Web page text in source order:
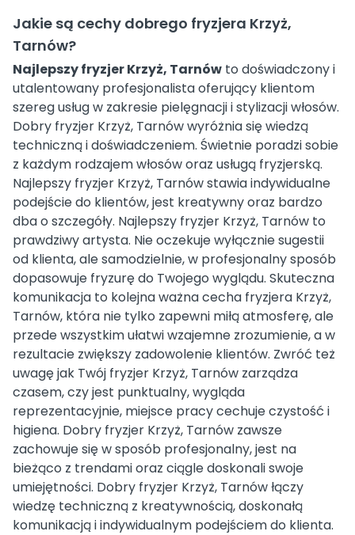
Jakie są cechy dobrego fryzjera Krzyż,
Tarnów?
Najlepszy fryzjer Krzyż, Tarnów to doświadczony i
utalentowany profesjonalista oferujący klientom
szereg usług w zakresie pielęgnacji i stylizacji włosów.
Dobry fryzjer Krzyż, Tarnów wyróżnia się wiedzą
techniczną i doświadczeniem. Świetnie poradzi sobie
z każdym rodzajem włosów oraz usługą fryzjerską.
Najlepszy fryzjer Krzyż, Tarnów stawia indywidualne
podejście do klientów, jest kreatywny oraz bardzo
dba o szczegóły. Najlepszy fryzjer Krzyż, Tarnów to
prawdziwy artysta. Nie oczekuje wyłącznie sugestii
od klienta, ale samodzielnie, w profesjonalny sposób
dopasowuje fryzurę do Twojego wyglądu. Skuteczna
komunikacja to kolejna ważna cecha fryzjera Krzyż,
Tarnów, która nie tylko zapewni miłą atmosferę, ale
przede wszystkim ułatwi wzajemne zrozumienie, a w
rezultacie zwiększy zadowolenie klientów. Zwróć też
uwagę jak Twój fryzjer Krzyż, Tarnów zarządza
czasem, czy jest punktualny, wygląda
reprezentacyjnie, miejsce pracy cechuje czystość i
higiena. Dobry fryzjer Krzyż, Tarnów zawsze
zachowuje się w sposób profesjonalny, jest na
bieżąco z trendami oraz ciągle doskonali swoje
umiejętności. Dobry fryzjer Krzyż, Tarnów łączy
wiedzę techniczną z kreatywnością, doskonałą
komunikacją i indywidualnym podejściem do klienta.